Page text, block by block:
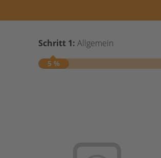
Schritt 1: Allgemein
5 %